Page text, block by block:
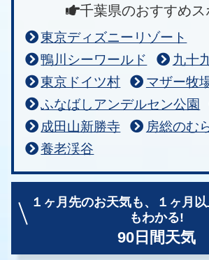
千葉県のおすすめス
東京ディズニーリゾート
鴨川シーワールド
九十
東京ドイツ村
マザー牧
ふなばしアンデルセン公園
成田山新勝寺
房総のむ
養老渓谷
１ヶ月先のお天気も、
１ヶ月
もわかる!
90日間天気